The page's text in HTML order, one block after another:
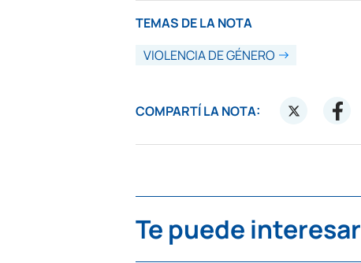
TEMAS DE LA NOTA
VIOLENCIA DE GÉNERO
COMPARTÍ LA NOTA:
Te puede interesar